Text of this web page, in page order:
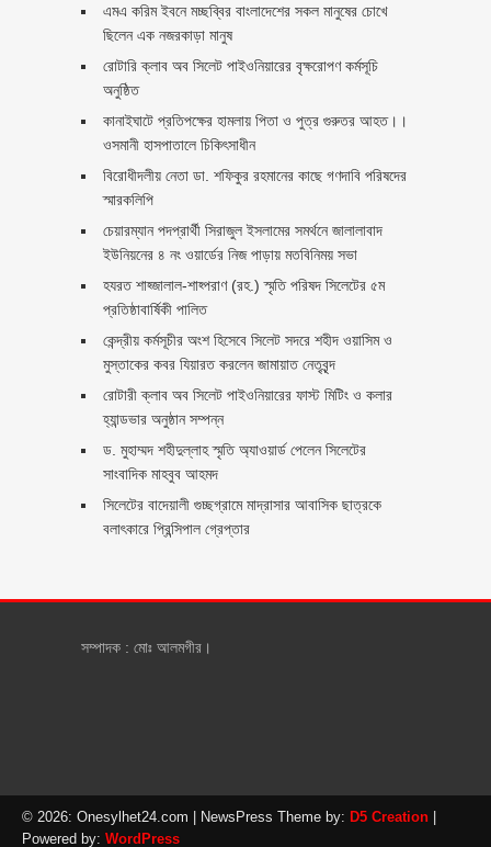
এমএ করিম ইবনে মচ্ছব্বির বাংলাদেশের সকল মানুষের চোখে
ছিলেন এক নজরকাড়া মানুষ ‎
রোটারি ক্লাব অব সিলেট পাইওনিয়ারের বৃক্ষরোপণ কর্মসূচি
অনুষ্ঠিত
কানাইঘাটে প্রতিপক্ষের হামলায় পিতা ও পুত্র গুরুতর আহত।।
ওসমানী হাসপাতালে চিকিৎসাধীন
বিরোধীদলীয় নেতা ডা. শফিকুর রহমানের কাছে গণদাবি পরিষদের
স্মারকলিপি ‎
চেয়ারম্যান পদপ্রার্থী সিরাজুল ইসলামের সমর্থনে জালালাবাদ
ইউনিয়নের ৪ নং ওয়ার্ডের নিজ পাড়ায় মতবিনিময় সভা
হযরত শাহ্জালাল-শাহ্পরাণ (রহ.) স্মৃতি পরিষদ সিলেটের ৫ম
প্রতিষ্ঠাবার্ষিকী পালিত ‎​
কেন্দ্রীয় কর্মসূচীর অংশ হিসেবে সিলেট সদরে শহীদ ওয়াসিম ও
মুস্তাকের কবর যিয়ারত করলেন জামায়াত নেতৃবৃন্দ ‎
রোটারী ক্লাব অব সিলেট পাইওনিয়ারের ফাস্ট মিটিং ও কলার
হ্যান্ডভার অনুষ্ঠান সম্পন্ন
ড. মুহাম্মদ শহীদুল্লাহ স্মৃতি অ্যাওয়ার্ড পেলেন সিলেটের
সাংবাদিক মাহবুব আহমদ
সিলেটের বাদেয়ালী গুচ্ছগ্রামে মাদ্রাসার আবাসিক ছাত্রকে
বলাৎকারে প্রিন্সিপাল গ্রেপ্তার ‎
সম্পাদক : মোঃ আলমগীর।
© 2026: Onesylhet24.com | NewsPress Theme by: D5 Creation
Powered by: WordPress